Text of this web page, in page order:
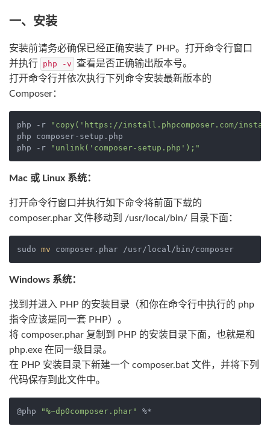
一、安装
安装前请务必确保已经正确安装了 PHP。打开命令行窗口
并执行 php -v 查看是否正确输出版本号。
打开命令行并依次执行下列命令安装最新版本的
Composer：
php -r
"copy('https://install.phpcomposer.com/
php composer-setup.php
php -r
"unlink('composer-setup.php');"
Mac 或 Linux 系统：
打开命令行窗口并执行如下命令将前面下载的
composer.phar 文件移动到 /usr/local/bin/ 目录下面：
sudo mv
Windows 系统：
找到并进入 PHP 的安装目录（和你在命令行中执行的 php
指令应该是同一套 PHP）。
将 composer.phar 复制到 PHP 的安装目录下面，也就是和
php.exe 在同一级目录。
在 PHP 安装目录下新建一个 composer.bat 文件，并将下列
代码保存到此文件中。
@php "%~dp0composer.phar"